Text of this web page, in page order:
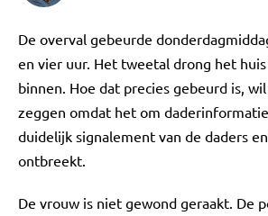
De overval gebeurde
en vier uur. Het tweetal drong het
binnen. Hoe dat precies gebeurd is,
zeggen omdat het om
duidelijk signalement van de daders
ontbreekt.
De vrouw is niet gewond geraakt. De